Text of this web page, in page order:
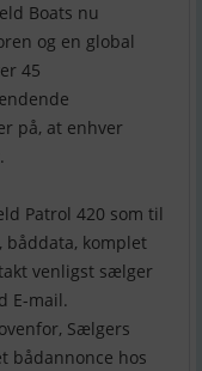
Boats nu
og en global
45
på, at enhver
Patrol 420 som til
båddata, komplet
venligst sælger
E-mail.
Sælgers
bådannonce hos